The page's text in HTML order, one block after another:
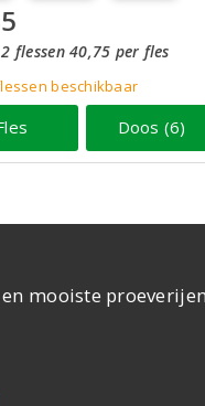
flessen 40,75 per fles
beschikbaar
Doos (6)
mooiste